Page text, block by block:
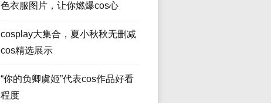
色衣服图片，让你燃爆cos心
cosplay大集合，夏小秋秋无删减
cos精选展示
“你的负卿虞姬”代表cos作品好看
程度